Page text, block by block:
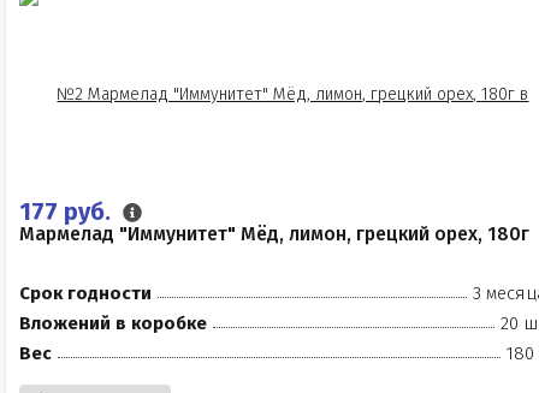
177 руб.
Мармелад "Иммунитет" Мёд, лимон, грецкий орех, 180г
Срок годности
3
Вложений в коробке
20
Вес
180